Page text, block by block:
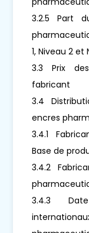
3.2.5 Part
1, Niveau 2 et
3.3 Prix
fabricant
3.4
encres
3.4.1
Base de
3.4.2
3.4.3